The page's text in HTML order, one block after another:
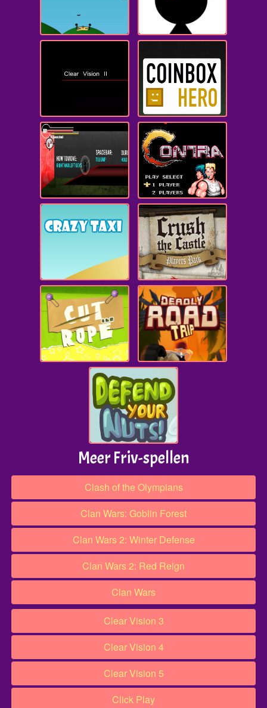
Meer Friv-spellen
Clash of the Olympians
Clan Wars: Goblin Forest
Clan Wars 2: Winter Defense
Clan Wars 2: Red Reign
Clan Wars
Clear Vision 3
Clear Vision 4
Clear Vision 5
Click Play